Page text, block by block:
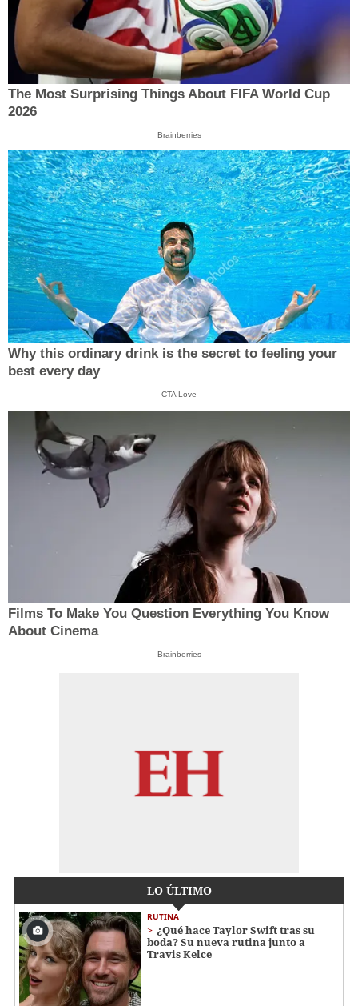
The Most Surprising Things About FIFA World Cup
2026
Brainberries
Why this ordinary drink is the secret to feeling your
best every day
CTA Love
Films To Make You Question Everything You Know
About Cinema
Brainberries
LO ÚLTIMO
RUTINA
¿Qué hace Taylor Swift tras su
boda? Su nueva rutina junto a
Travis Kelce